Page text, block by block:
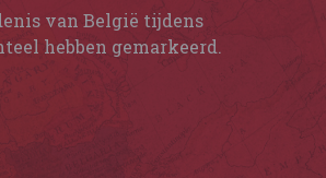
van België tijdens
hebben gemarkeerd.